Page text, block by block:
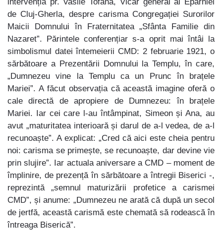
de Cluj-Gherla, despre carisma Congregației Surorilor
Maicii Domnului în Fraternitatea „Sfânta Familie din
Nazaret”. Părintele conferențiar s-a oprit mai întâi la
simbolismul datei întemeierii CMD: 2 februarie 1921, o
sărbătoare a Prezentării Domnului la Templu, în care,
„Dumnezeu vine la Templu ca un Prunc în brațele
Mariei”. A făcut observația că această imagine oferă o
cale directă de apropiere de Dumnezeu: în brațele
Mariei. Iar cei care l-au întâmpinat, Simeon și Ana, au
avut „maturitatea interioară și darul de a-l vedea, de a-l
recunoaște”. A explicat: „Cred că aici este cheia pentru
noi: carisma se primește, se recunoaște, dar devine vie
prin slujire”. Iar actuala aniversare a CMD – moment de
împlinire, de prezență în sărbătoare a întregii Biserici -,
reprezintă „semnul maturizării profetice a carismei
CMD”, și anume: „Dumnezeu ne arată că după un secol
de jertfă, această carismă este chemată să rodească în
întreaga Biserică”.